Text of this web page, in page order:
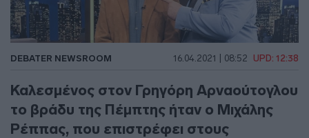
DEBATER NEWSROOM 16.04.2021 | 08:52 UPD: 12:38
Καλεσμένος στον Γρηγόρη Αρναούτογλου
το βράδυ της Πέμπτης ήταν ο Μιχάλης
Ρέππας, που επιστρέφει στους